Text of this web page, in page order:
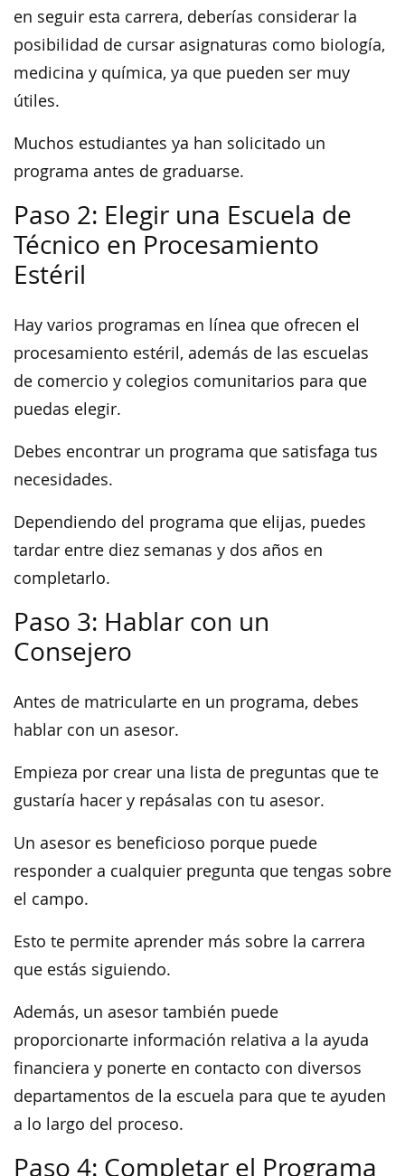
en seguir esta carrera, deberías considerar la
posibilidad de cursar asignaturas como biología,
medicina y química, ya que pueden ser muy
útiles.
Muchos estudiantes ya han solicitado un
programa antes de graduarse.
Paso 2: Elegir una Escuela de
Técnico en Procesamiento
Estéril
Hay varios programas en línea que ofrecen el
procesamiento estéril, además de las escuelas
de comercio y colegios comunitarios para que
puedas elegir.
Debes encontrar un programa que satisfaga tus
necesidades.
Dependiendo del programa que elijas, puedes
tardar entre diez semanas y dos años en
completarlo.
Paso 3: Hablar con un
Consejero
Antes de matricularte en un programa, debes
hablar con un asesor.
Empieza por crear una lista de preguntas que te
gustaría hacer y repásalas con tu asesor.
Un asesor es beneficioso porque puede
responder a cualquier pregunta que tengas sobre
el campo.
Esto te permite aprender más sobre la carrera
que estás siguiendo.
Además, un asesor también puede
proporcionarte información relativa a la ayuda
financiera y ponerte en contacto con diversos
departamentos de la escuela para que te ayuden
a lo largo del proceso.
Paso 4: Completar el Programa